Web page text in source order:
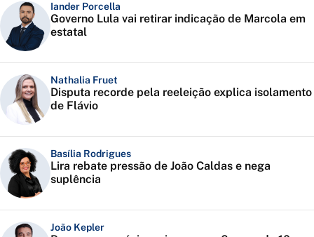
Iander Porcella
Governo Lula vai retirar indicação de Marcola em
estatal
Nathalia Fruet
Disputa recorde pela reeleição explica isolamento
de Flávio
Basília Rodrigues
Lira rebate pressão de João Caldas e nega
suplência
João Kepler